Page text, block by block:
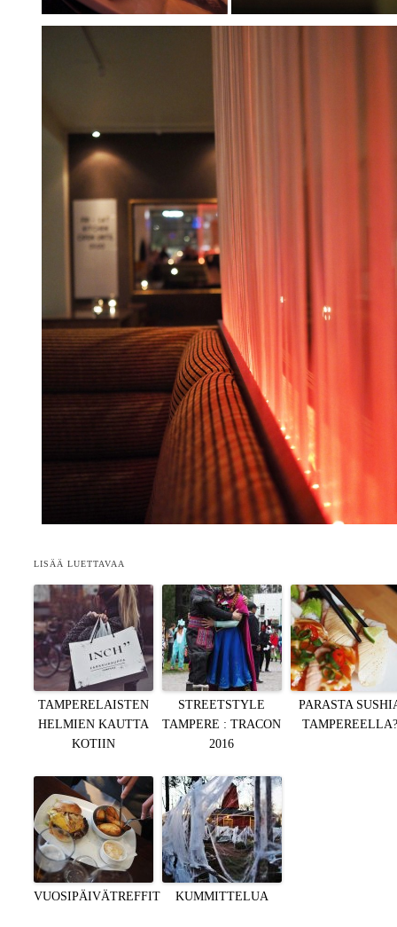
LISÄÄ LUETTAVAA
TAMPERELAISTEN
HELMIEN KAUTTA
KOTIIN
STREETSTYLE
TAMPERE : TRACON
2016
PARASTA
VUOSIPÄIVÄTREFFIT KUMMITTELUA